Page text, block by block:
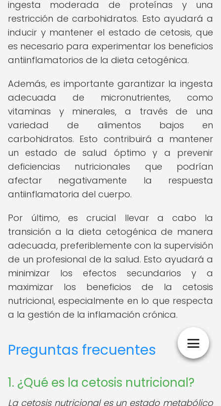
ingesta moderada de proteínas y una
restricción de carbohidratos. Esto ayudará a
inducir y mantener el estado de cetosis, que
es necesario para experimentar los beneficios
antiinflamatorios de la dieta cetogénica.
Además, es importante garantizar la ingesta
adecuada de micronutrientes, como
vitaminas y minerales, a través de una
variedad de alimentos bajos en
carbohidratos. Esto contribuirá a mantener
un estado de salud óptimo y a prevenir
deficiencias nutricionales que podrían
afectar negativamente la respuesta
antiinflamatoria del cuerpo.
Por último, es crucial llevar a cabo la
transición a la dieta cetogénica de manera
adecuada, preferiblemente con la supervisión
de un profesional de la salud. Esto ayudará a
minimizar los efectos secundarios y a
maximizar los beneficios de la cetosis
nutricional, especialmente en lo que respecta
a la gestión de la inflamación crónica.
Preguntas frecuentes
1. ¿Qué es la cetosis nutricional?
La cetosis nutricional es un estado metabólico